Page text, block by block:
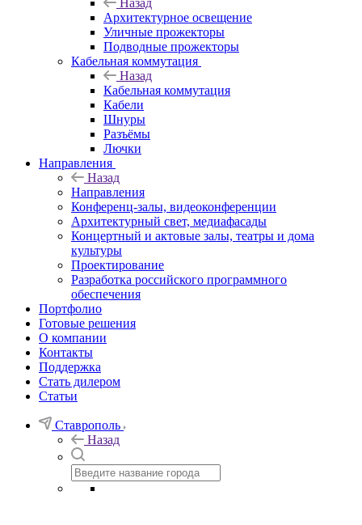
Назад
Архитектурное освещение
Уличные прожекторы
Подводные прожекторы
Кабельная коммутация
Назад
Кабельная коммутация
Кабели
Шнуры
Разъёмы
Лючки
Направления
Назад
Направления
Конференц-залы, видеоконференции
Архитектурный свет, медиафасады
Концертный и актовые залы, театры и дома
культуры
Проектирование
Разработка российского программного
обеспечения
Портфолио
Готовые решения
О компании
Контакты
Поддержка
Стать дилером
Статьи
Ставрополь
Назад